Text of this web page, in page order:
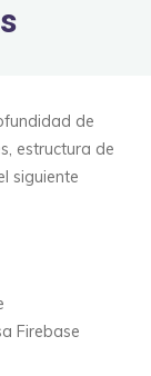
de
estructura de
siguiente
Firebase